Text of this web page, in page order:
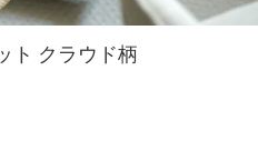
ト クラウド柄